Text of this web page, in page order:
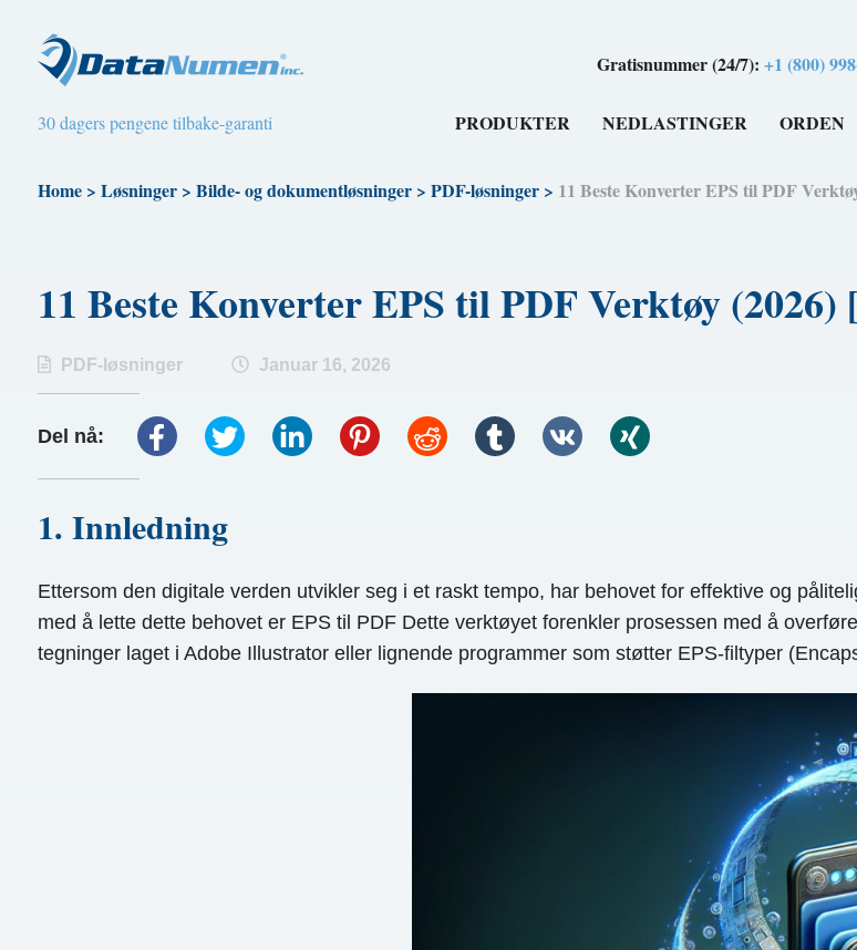
Gratisnummer (24/7):+1 (800)
30 dagers pengene tilbake-garanti PRODUKTER NEDLASTINGER ORDEN
Home> Løsninger> Bilde- og dokumentløsninger> PDF-løsninger> 11 Beste Konverter EPS til PDF
11 Beste Konverter EPS til PDF Verktøy
PDF-løsninger Januar 16, 2026
Del nå:
1. Innledning
Ettersom den digitale verden utvikler seg i et raskt tempo, har behovet for effektive og
med å lette dette behovet er EPS til PDF Dette verktøyet forenkler prosessen med å
tegninger laget i Adobe Illustrator eller lignende programmer som støtter EPS-filtyper